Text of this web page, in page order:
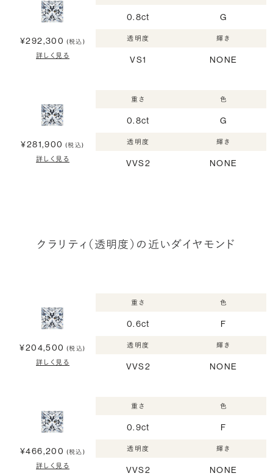
¥292,300 (税込)
詳しく見る
0.8ct G
透明度
VS1
輝き
NONE
¥281,900 (税込)
詳しく見る
重さ
0.8ct
色
G
透明度
VVS2
輝き
NONE
クラリティ（透明度）の近いダイヤモンド
¥204,500 (税込)
詳しく見る
重さ
0.6ct
色
F
透明度
VVS2
輝き
NONE
¥466,200 (税込)
詳しく見る
重さ
0.9ct
色
F
透明度
VVS2
輝き
NONE